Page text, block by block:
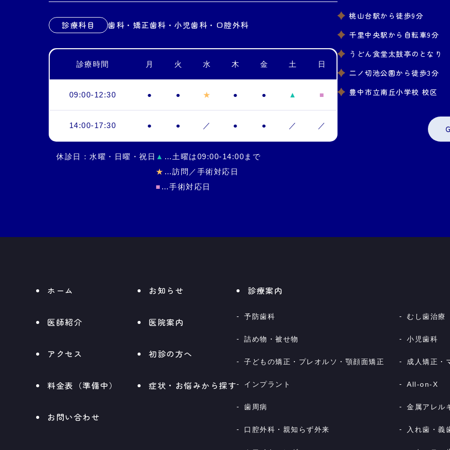
診療科目 歯科・矯正歯科・小児歯科・口腔外科
診療時間 月 火 水 木 金 土 日
09:00-12:30 ● ● ★ ● ● ▲ ■
14:00-17:30 ● ● ／ ● ● ／ ／
休診日：水曜・日曜・祝日 ▲ …土曜は09:00-14:00まで
★ …訪問／手術対応日
■ …手術対応日
桃山台駅から徒歩9分
千里中央駅から自転車9分
うどん食堂太鼓亭のとなり
二ノ切池公園から徒歩3分
豊中市立南丘小学校 校区
ホーム お知らせ
医師紹介 医院案内
アクセス 初診の方へ
料金表（準備中） 症状・お悩みから探す
お問い合わせ
診療案内
予防歯科 むし歯治療
詰め物・被せ物 小児歯科
子どもの矯正・プレオルソ・顎顔面矯正 成人矯正・
インプラント All-on-X
歯周病 金属アレル
口腔外科・親知らず外来 入れ歯・義